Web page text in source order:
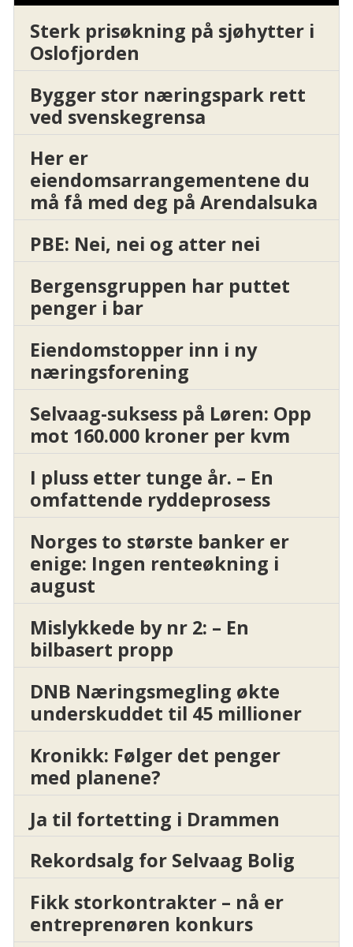
Sterk prisøkning på sjøhytter i
Oslofjorden
Bygger stor næringspark rett
ved svenskegrensa
Her er
eiendomsarrangementene du
må få med deg på Arendalsuka
PBE: Nei, nei og atter nei
Bergensgruppen har puttet
penger i bar
Eiendomstopper inn i ny
næringsforening
Selvaag-suksess på Løren: Opp
mot 160.000 kroner per kvm
I pluss etter tunge år. – En
omfattende ryddeprosess
Norges to største banker er
enige: Ingen renteøkning i
august
Mislykkede by nr 2: – En
bilbasert propp
DNB Næringsmegling økte
underskuddet til 45 millioner
Kronikk: Følger det penger
med planene?
Ja til fortetting i Drammen
Rekordsalg for Selvaag Bolig
Fikk storkontrakter – nå er
entreprenøren konkurs